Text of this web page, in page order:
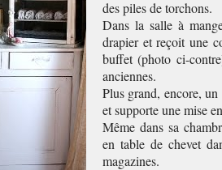
des piles de torchons.
Dans la salle à
drapier et reçoit une
buffet (photo ci-
anciennes.
Plus grand, encore,
et supporte une mise
Même dans sa
en table de chevet
magazines.